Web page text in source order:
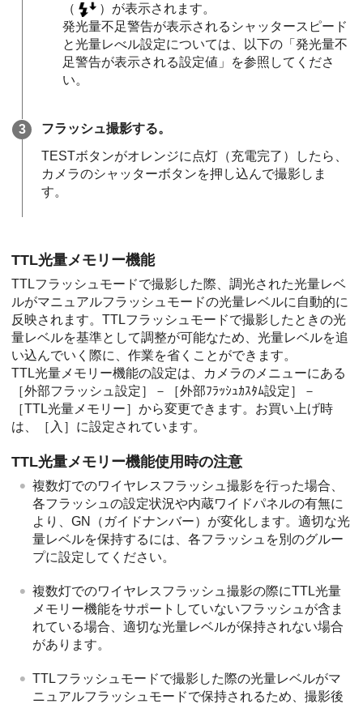
（
）が表示されます。
発光量不足警告が表示されるシャッタースピード
と光量レべル設定については、以下の「発光量不
足警告が表示される設定値」を参照してくださ
い。
フラッシュ撮影する。
TESTボタンがオレンジに点灯（充電完了）したら、
カメラのシャッターボタンを押し込んで撮影しま
す。
TTL光量メモリー機能
TTLフラッシュモードで撮影した際、調光された光量レベ
ルがマニュアルフラッシュモードの光量レベルに自動的に
反映されます。TTLフラッシュモードで撮影したときの光
量レベルを基準として調整が可能なため、光量レベルを追
い込んでいく際に、作業を省くことができます。
TTL光量メモリー機能の設定は、カメラのメニューにある
［外部フラッシュ設定］－［外部ﾌﾗｯｼｭｶｽﾀﾑ設定］－
［TTL光量メモリー］から変更できます。お買い上げ時
は、［入］に設定されています。
TTL光量メモリー機能使用時の注意
複数灯でのワイヤレスフラッシュ撮影を行った場合、
各フラッシュの設定状況や内蔵ワイドパネルの有無に
より、GN（ガイドナンバー）が変化します。適切な光
量レベルを保持するには、各フラッシュを別のグルー
プに設定してください。
複数灯でのワイヤレスフラッシュ撮影の際にTTL光量
メモリー機能をサポートしていないフラッシュが含ま
れている場合、適切な光量レベルが保持されない場合
があります。
TTLフラッシュモードで撮影した際の光量レベルがマ
ニュアルフラッシュモードで保持されるため、撮影後